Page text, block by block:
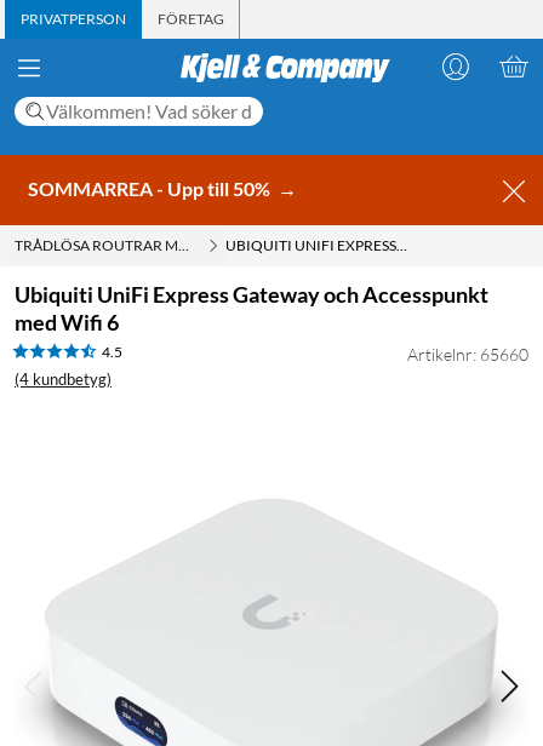
PRIVATPERSON FÖRETAG
SOMMARREA - Upp till 50% →
TRÅDLÖSA ROUTRAR MED WIFI UBIQUITI UNIFI EXPRESS GATEWAY OCH ACCESSPUNKT MED WIFI 6
Ubiquiti UniFi Express Gateway och Accesspunkt
med Wifi 6
4.5
(4 kundbetyg)
Artikelnr: 65660